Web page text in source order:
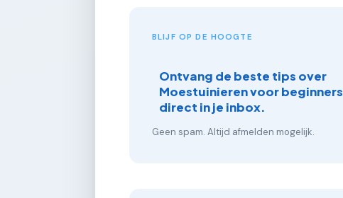
BLIJF OP DE HOOGTE
Ontvang de beste tips over
Moestuinieren voor beginners
direct in je inbox.
Geen spam. Altijd afmelden mogelijk.